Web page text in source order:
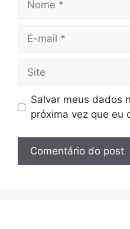
Site
Salvar meus dados
próxima vez que eu